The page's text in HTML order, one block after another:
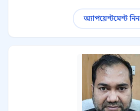
অ্যাপয়েন্টমেন্ট নিন